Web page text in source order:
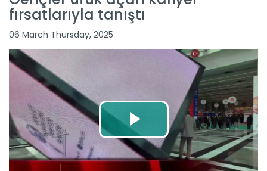
fırsatlarıyla tanıştı
06 March Thursday, 2025